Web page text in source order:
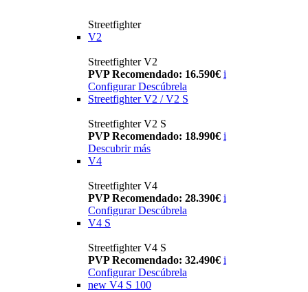
Streetfighter
V2
Streetfighter V2
PVP Recomendado: 16.590€ i
Configurar Descúbrela
Streetfighter V2 / V2 S
Streetfighter V2 S
PVP Recomendado: 18.990€ i
Descubrir más
V4
Streetfighter V4
PVP Recomendado: 28.390€ i
Configurar Descúbrela
V4 S
Streetfighter V4 S
PVP Recomendado: 32.490€ i
Configurar Descúbrela
new V4 S 100